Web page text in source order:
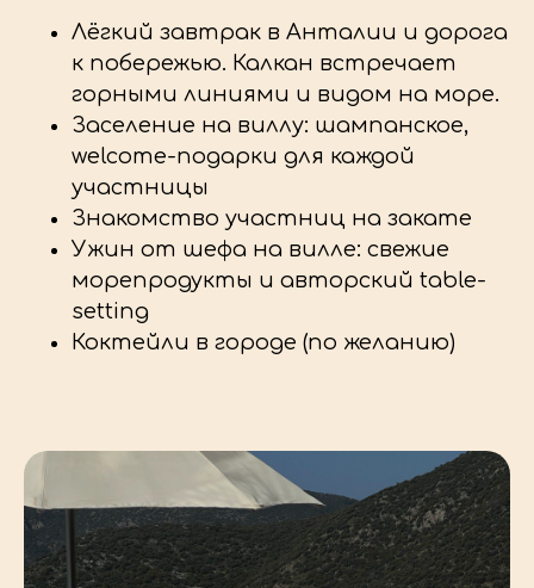
Лёгкий завтрак в Анталии и дорога
к побережью. Калкан встречает
горными линиями и видом на море.
Заселение на виллу: шампанское,
welcome-подарки для каждой
участницы
Знакомство участниц на закате
Ужин от шефа на вилле: свежие
морепродукты и авторский table-
setting
Коктейли в городе (по желанию)